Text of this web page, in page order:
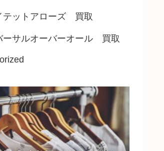
テットアローズ 買取
ーサルオーバーオール 買取